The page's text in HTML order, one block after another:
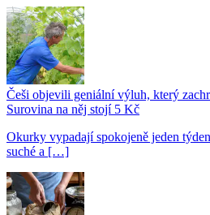
Češi objevili geniální výluh, který
Surovina na něj stojí 5 Kč
Okurky vypadají spokojeně jeden
suché a […]